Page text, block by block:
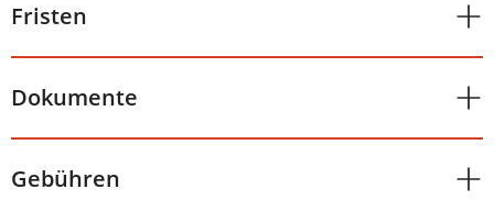
Fristen
Dokumente
Gebühren